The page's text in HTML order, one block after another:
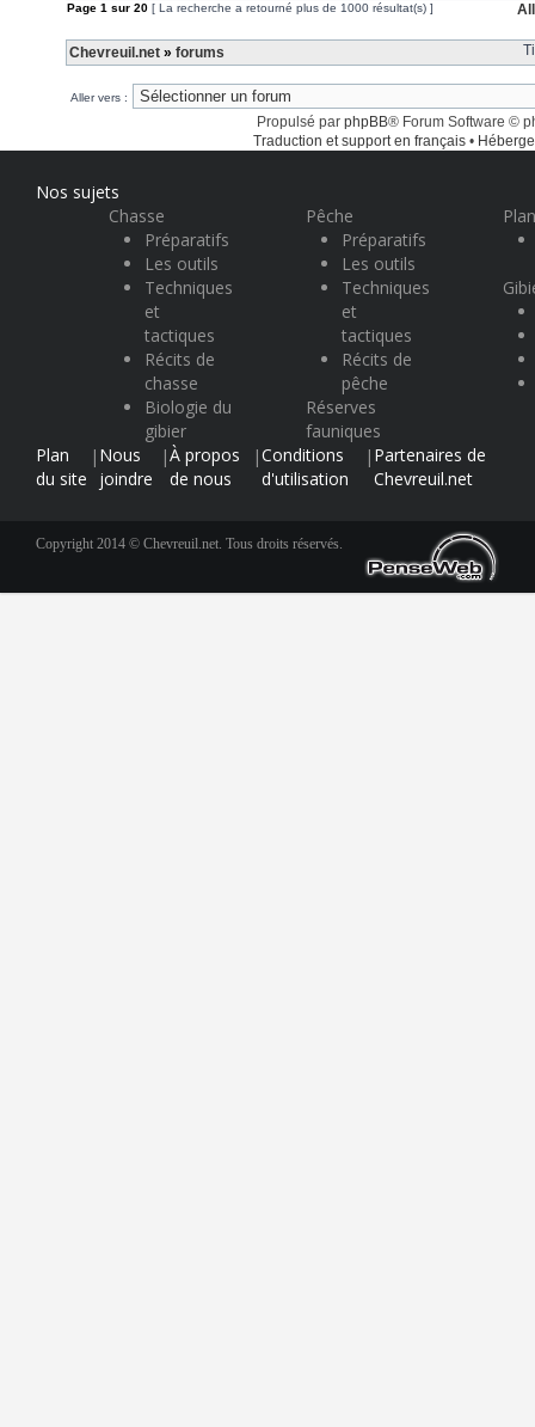
Page 1 sur 20 [ La recherche a retourné plus de 1000 résultat(s) ]
Chevreuil.net » forums
Aller vers :
Propulsé par phpBB® Forum Software ©
Traduction et support en français •
Nos sujets
Chasse
Préparatifs
Les outils
Techniques
et
tactiques
Récits de
chasse
Biologie du
gibier
Pêche
Préparatifs
Les outils
Techniques
et
tactiques
Récits de
pêche
Réserves
fauniques
Plan
du site
| Nous
joindre
|À propos
de nous
|Conditions
d'utilisation
| Partenaires de
Chevreuil.net
Copyright 2014 © Chevreuil.net. Tous droits réservés.